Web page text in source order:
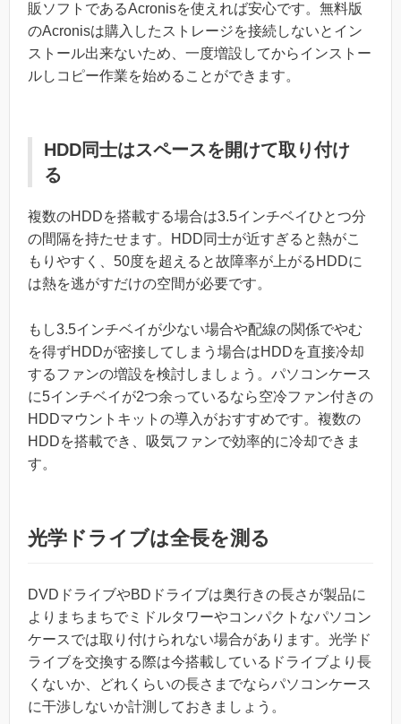
販ソフトであるAcronisを使えれば安心です。無料版
のAcronisは購入したストレージを接続しないとイン
ストール出来ないため、一度増設してからインストー
ルしコピー作業を始めることができます。
HDD同士はスペースを開けて取り付け
る
複数のHDDを搭載する場合は3.5インチベイひとつ分
の間隔を持たせます。HDD同士が近すぎると熱がこ
もりやすく、50度を超えると故障率が上がるHDDに
は熱を逃がすだけの空間が必要です。
もし3.5インチベイが少ない場合や配線の関係でやむ
を得ずHDDが密接してしまう場合はHDDを直接冷却
するファンの増設を検討しましょう。パソコンケース
に5インチベイが2つ余っているなら空冷ファン付きの
HDDマウントキットの導入がおすすめです。複数の
HDDを搭載でき、吸気ファンで効率的に冷却できま
す。
光学ドライブは全長を測る
DVDドライブやBDドライブは奥行きの長さが製品に
よりまちまちでミドルタワーやコンパクトなパソコン
ケースでは取り付けられない場合があります。光学ド
ライブを交換する際は今搭載しているドライブより長
くないか、どれくらいの長さまでならパソコンケース
に干渉しないか計測しておきましょう。